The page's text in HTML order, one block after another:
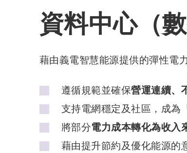
資料中心（
藉由義電智慧能源提供的彈性電
遵循規範並確保營運連續、
支持電網穩定及社區，成為
將部分電力成本轉化為收入
藉由提升節約及優化能源的